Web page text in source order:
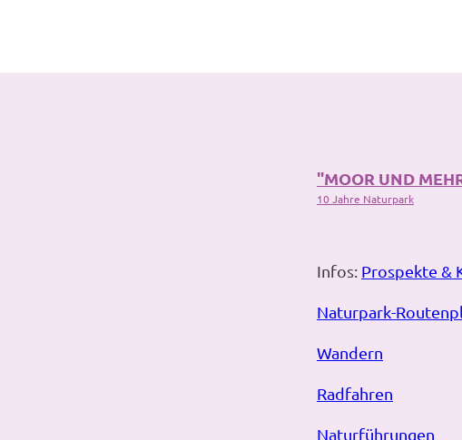
"MOOR UND
10 Jahre Naturpark
Infos: Prospekte &
Naturpark-
Wandern
Radfahren
Naturführungen